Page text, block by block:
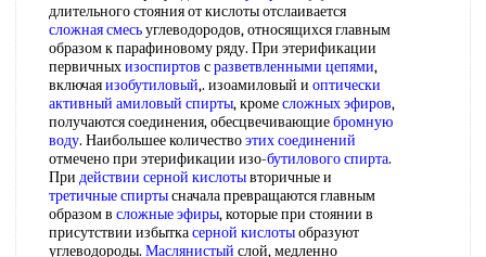
длительного стояния от кислоты отслаивается
сложная смесьуглеводородов, относящихся главным
образом к парафиновому ряду. При этерификации
первичныхизоспиртов сразветвленными цепями,
включаяизобутиловый,. изоамиловый и оптически
активный амиловый спирты, кромесложных эфиров,
получаются соединения, обесцвечивающиебромную
воду. Наибольшее количествоэтих соединений
отмечено при этерификации изо-бутилового спирта.
При действии серной кислотывторичные и
третичные спиртысначала превращаются главным
образом в сложные эфиры, которые при стоянии в
присутствии избыткасерной кислотыобразуют
углеводороды. Маслянистый слой, медленно